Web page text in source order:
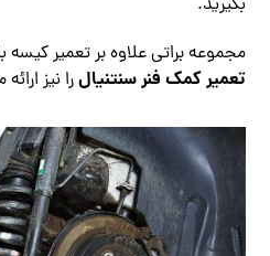
بگیرید.
مجموعه براتی علاوه بر تعمیر کیسه
تعمیر کمک فنر سنتنیالرا نیز